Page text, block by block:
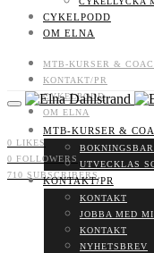
CYKELPODD
OM ELNA
MTB-KURSER &
KONTAKT/PR
CYKELPODD
OM ELNA
0 LIKES
0 FOLLOWERS
710 SUBSCRIBERS
MTB-KURSER &
UTVECKLAS
KONTAKT/PR
KONTAKT
JOBBA MED
KONTAKT
NYHETSBREV